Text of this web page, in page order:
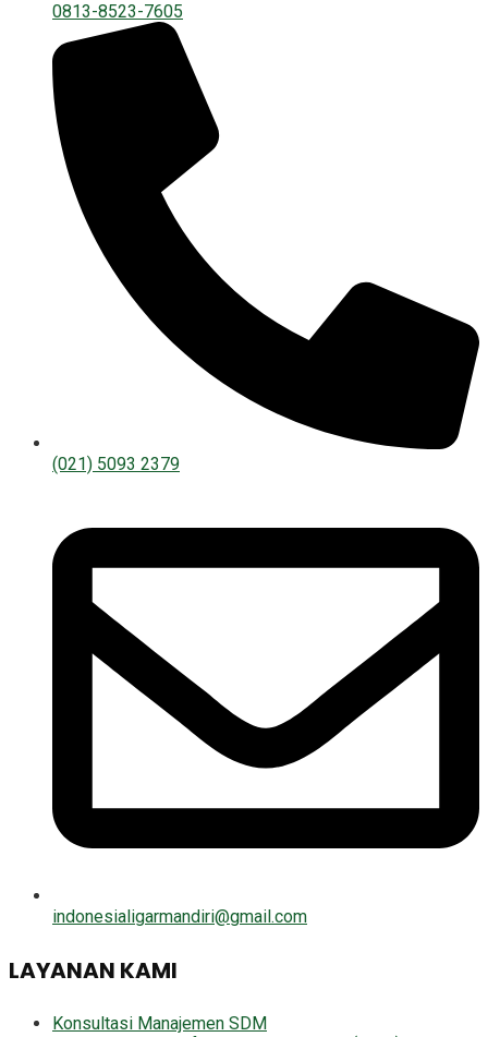
0813-8523-7605
(021) 5093 2379
indonesialigarmandiri@gmail.com
LAYANAN KAMI
Konsultasi Manajemen SDM